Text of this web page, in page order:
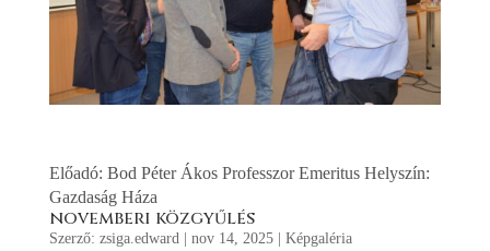
novemberi közgyűlés
Szerző: zsiga.edward | nov 14, 2025| Képgaléria
Előadó: Bod Péter Ákos Professzor Emeritus Helyszín:
Gazdaság Háza